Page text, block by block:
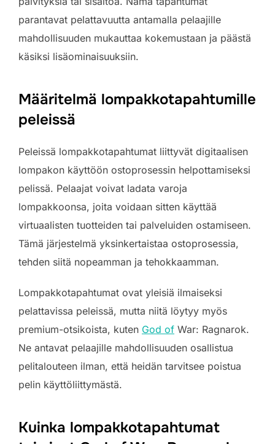
parantavat pelattavuutta antamalla pelaajille
mahdollisuuden mukauttaa kokemustaan ja päästä
käsiksi lisäominaisuuksiin.
Määritelmä lompakkotapahtumille
peleissä
Peleissä lompakkotapahtumat liittyvät digitaalisen
lompakon käyttöön ostoprosessin helpottamiseksi
pelissä. Pelaajat voivat ladata varoja
lompakkoonsa, joita voidaan sitten käyttää
virtuaalisten tuotteiden tai palveluiden ostamiseen.
Tämä järjestelmä yksinkertaistaa ostoprosessia,
tehden siitä nopeamman ja tehokkaamman.
Lompakkotapahtumat ovat yleisiä ilmaiseksi
pelattavissa peleissä, mutta niitä löytyy myös
premium-otsikoista, kuten God of War: Ragnarok.
Ne antavat pelaajille mahdollisuuden osallistua
pelitalouteen ilman, että heidän tarvitsee poistua
pelin käyttöliittymästä.
Kuinka lompakkotapahtumat